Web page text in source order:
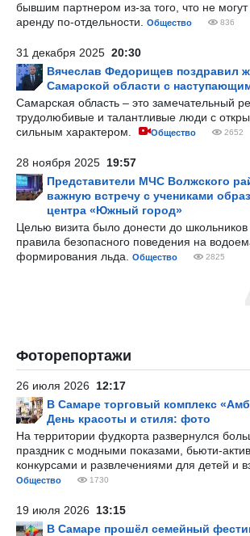
бывшим партнером из-за того, что не могут
аренду по-отдельности.
Общество 836
31 декабря 2025 20:30
Вячеслав Федорищев поздравил
Самарской области с
Самарская область – это замечательный
трудолюбивые и талантливые люди с
сильным характером.
Общество 2652
28 ноября 2025 19:57
Представители МЧС Волжского
важную встречу с учениками
центра «Южный город»
Целью визита было донести до
правила безопасного поведения на
формирования льда.
Общество 2825
Фоторепортажи
26 июля 2026 12:17
В Самаре торговый комплекс
День красоты и стиля: фото
На территории фудкорта развернулся
праздник с модными показами, бьюти-
конкурсами и развлечениями для детей и
Общество 1730
19 июля 2026 13:15
В Самаре прошёл семейный